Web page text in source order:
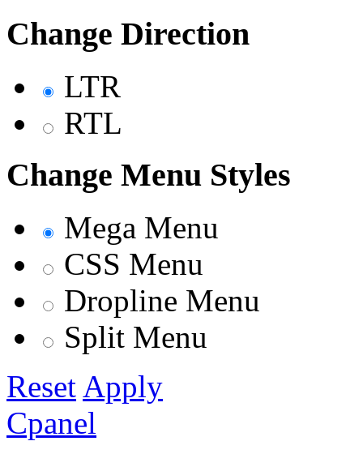
Change Direction
LTR
RTL
Change Menu Styles
Mega Menu
CSS Menu
Dropline Menu
Split Menu
Reset Apply
Cpanel